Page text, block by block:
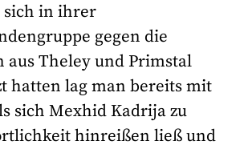
sich in ihrer
gegen die
aus Theley und Primstal
hatten lag man bereits mit
sich Mexhid Kadrija zu
hinreißen ließ und